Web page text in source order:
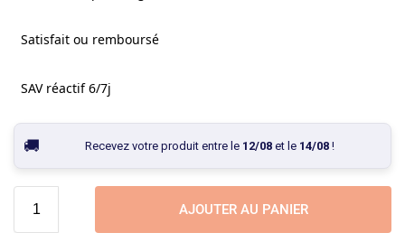
Satisfait ou remboursé
SAV réactif 6/7j
Recevez votre produit entre le 12/08et le 14/08!
AJOUTER AU PANIER